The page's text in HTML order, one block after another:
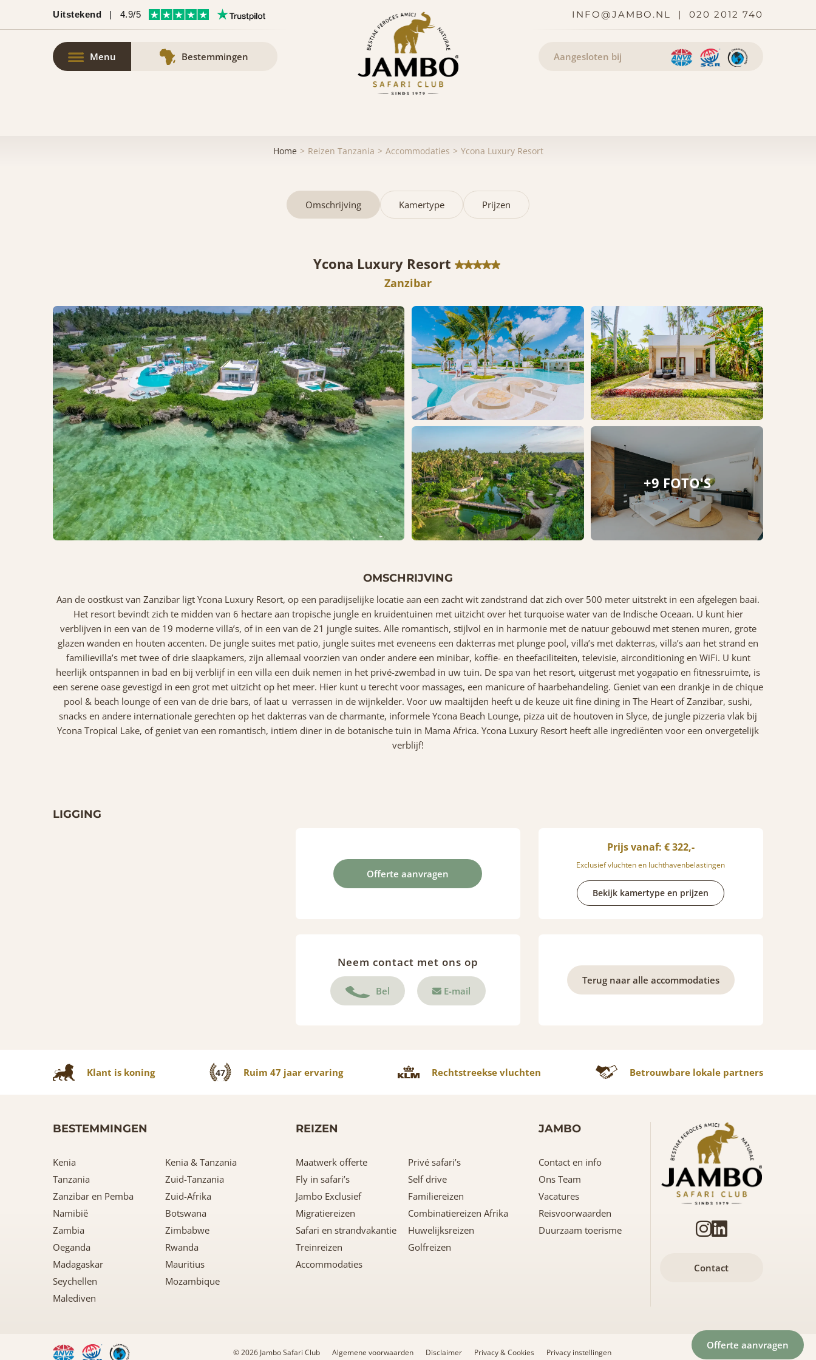
Uitstekend | 4.9/5 INFO@JAMBO.NL | 020 2012 740
Menu Bestemmingen Aangesloten bij
Home Reizen Tanzania Accommodaties Ycona Luxury Resort
Omschrijving Kamertype Prijzen
Ycona Luxury Resort
Zanzibar
+9 FOTO'S
OMSCHRIJVING
Aan de oostkust van Zanzibar ligt Ycona Luxury Resort, op een paradijselijke locatie aan een zacht wit zandstrand dat zich over 500 meter uitstrekt in een afgelegen baai.
Het resort bevindt zich te midden van 6 hectare aan tropische jungle en kruidentuinen met uitzicht over het turquoise water van de Indische Oceaan. U kunt hier
verblijven in een van de 19 moderne villa’s, of in een van de 21 jungle suites. Alle romantisch, stijlvol en in harmonie met de natuur gebouwd met stenen muren, grote
glazen wanden en houten accenten. De jungle suites met patio, jungle suites met eveneens een dakterras met plunge pool, villa’s met dakterras, villa’s aan het strand en
familievilla’s met twee of drie slaapkamers, zijn allemaal voorzien van onder andere een minibar, koffie- en theefaciliteiten, televisie, airconditioning en WiFi. U kunt
heerlijk ontspannen in bad en bij verblijf in een villa een duik nemen in het privé-zwembad in uw tuin. De spa van het resort, uitgerust met yogapatio en fitnessruimte, is
een serene oase gevestigd in een grot met uitzicht op het meer. Hier kunt u terecht voor massages, een manicure of haarbehandeling. Geniet van een drankje in de chique
pool & beach lounge of een van de drie bars, of laat u verrassen in de wijnkelder. Voor uw maaltijden heeft u de keuze uit fine dining in The Heart of Zanzibar, sushi,
snacks en andere internationale gerechten op het dakterras van de charmante, informele Ycona Beach Lounge, pizza uit de houtoven in Slyce, de jungle pizzeria vlak bij
Ycona Tropical Lake, of geniet van een romantisch, intiem diner in de botanische tuin in Mama Africa. Ycona Luxury Resort heeft alle ingrediënten voor een onvergetelijk
verblijf!
LIGGING
Offerte aanvragen
Neem contact met ons op
Bel E-mail
Prijs vanaf: € 322,-
Exclusief vluchten en luchthavenbelastingen
Bekijk kamertype en prijzen
Terug naar alle accommodaties
Offerte aanvragen
Klant is koning 47 Ruim 47 jaar ervaring Rechtstreekse vluchten Betrouwbare lokale partners
BESTEMMINGEN
Kenia
Kenia & Tanzania
Tanzania
Zuid-Tanzania
Zanzibar en Pemba
Zuid-Afrika
Namibië
Botswana
Zambia
Zimbabwe
Oeganda
Rwanda
Madagaskar
Mauritius
Seychellen
Mozambique
Malediven
REIZEN
Maatwerk offerte
Privé safari’s
Fly in safari’s
Self drive
Jambo Exclusief
Familiereizen
Migratiereizen
Combinatiereizen Afrika
Safari en strandvakantie
Huwelijksreizen
Treinreizen
Golfreizen
Accommodaties
JAMBO
Contact en info
Ons Team
Vacatures
Reisvoorwaarden
Duurzaam toerisme
Contact
© 2026 Jambo Safari Club Algemene voorwaarden Disclaimer Privacy & Cookies Privacy instellingen